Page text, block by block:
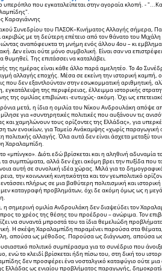
που εγκαταλείπεται στην αγοραία κλοπή. -
Καραγιάννης
Συνεδρίου του ΠΑΣΟΚ–Κινήματος Αλλαγής σήμερα,
ακριβώς με τη δεύτερη επέτειο από τον θάνατο του
αναπόφευκτα τη μνήμη ενός άλλου 4ου – κι
Δεν είναι ούτε μόνο συμβολική. Είναι σαν να
θυμηθεί. Της επιτάσσει να καταλάβει.
της ημέρας είναι κάθε άλλο παρά αμελητέο. Το 4ο
αλλαγής εποχής. Μέσα σε εκείνη την ιστορική καμπή,
που δεν εξαντλούνταν στην εσωκομματική αριθμητική,
της περιφέρειας, έλλειμμα ιστορικής
της ομιλίας επιβιώνει -ευτυχώς- ακόμη. Όχι ως
μετά, η ίδια η ομιλία του Νίκου Ανδρουλάκη απόψε
για «συντηρητικές πολιτικές που αυξάνουν τις
και χαμηλώνουν τους ορίζοντες της Ελλάδας», για
των ενοικίων, για Ταμείο Ανάκαμψης «χωρίς
πολιτικής αλλαγής. Όλα αυτά δεν είναι άσχετα μεταξύ
Χαραλαμπίδη.
«μπίνγκο». Διότι εδώ βρίσκεται και η αληθινή
τα συμπτώματα, αλλά δεν έχει ακόμη βρει την πυξίδα
αυτή σε συνολική ιδέα χώρας. Μιλά για το
την κοινωνική κινητικότητα και τον γεωπολιτικό
πλήρως σε μια βαθύτερη πολιτισμική και
καταγραφή προβλημάτων, όχι δε ακόμη όμως ως η
η σημερινή ομιλία Ανδρουλάκη δεν διαψεύδει τον
το χρέος της θέσης του προέδρου – ανώριμα. Τον
να συναντά μπροστά του τα ίδια θεμελιώδη
Η σκέψη Χαραλαμπίδη παραμένει παρούσα στα
απούσα ως μέθοδος. Παρούσα ως διάγνωση, απούσα
πολιτικό συμπέρασμα για το συνέδριο που
ενώ το κλειδί βρίσκεται ήδη πίσω του, στη δική του
δεν προσφέρει ένα νοσταλγικό καταφύγιο ούτε
Ελλάδας ως ενιαίου προβλήματος παραγωγής,